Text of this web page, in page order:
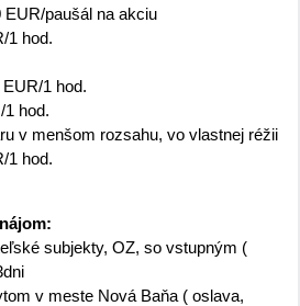
EUR/paušál na akciu
1 hod.
1 hod.
1 hod.
v menšom rozsahu, vo vlastnej réžii
1 hod.
subjekty, OZ, so vstupným (
v meste Nová Baňa ( oslava,